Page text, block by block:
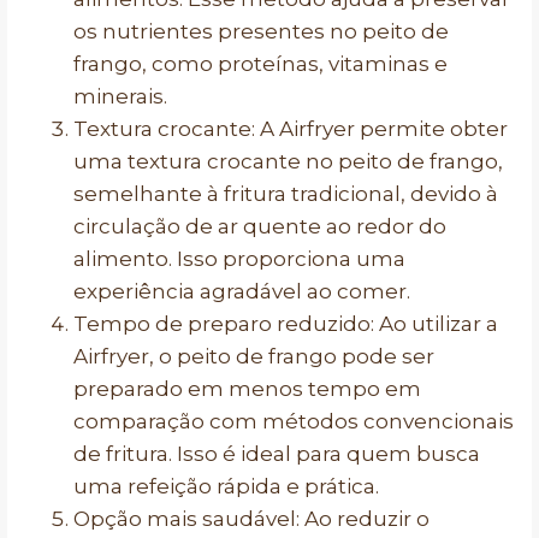
os nutrientes presentes no peito de
frango, como proteínas, vitaminas e
minerais.
Textura crocante: A Airfryer permite obter
uma textura crocante no peito de frango,
semelhante à fritura tradicional, devido à
circulação de ar quente ao redor do
alimento. Isso proporciona uma
experiência agradável ao comer.
Tempo de preparo reduzido: Ao utilizar a
Airfryer, o peito de frango pode ser
preparado em menos tempo em
comparação com métodos convencionais
de fritura. Isso é ideal para quem busca
uma refeição rápida e prática.
Opção mais saudável: Ao reduzir o